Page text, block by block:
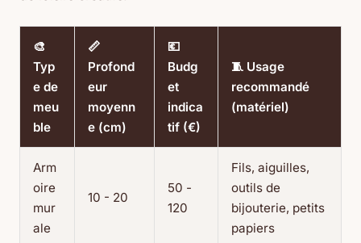
🎨
Typ
e de
meu
ble
📏
Profond
eur
moyenn
e (cm)
💶
Budg
et
indica
tif (€)
🧵 Usage
recommandé
(matériel)
Arm
oire
mur
ale
10 - 20
50 -
120
Fils, aiguilles,
outils de
bijouterie, petits
papiers